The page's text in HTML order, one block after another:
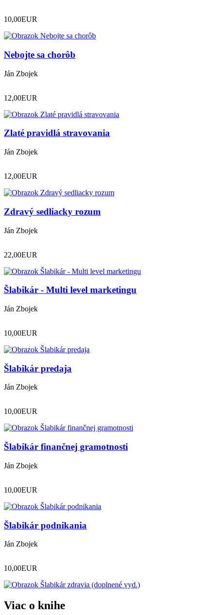
10,00EUR
Nebojte sa chorôb
Ján Zbojek
12,00EUR
Zlaté pravidlá stravovania
Ján Zbojek
12,00EUR
Zdravý sedliacky rozum
Ján Zbojek
22,00EUR
Šlabikár - Multi level marketingu
Ján Zbojek
10,00EUR
Šlabikár predaja
Ján Zbojek
10,00EUR
Šlabikár finančnej gramotnosti
Ján Zbojek
10,00EUR
Šlabikár podnikania
Ján Zbojek
10,00EUR
Viac o knihe